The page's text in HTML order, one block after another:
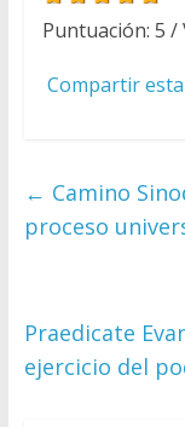
Puntuación: 5 /
Compartir
← Camino
proceso
Praedicate
ejercicio del